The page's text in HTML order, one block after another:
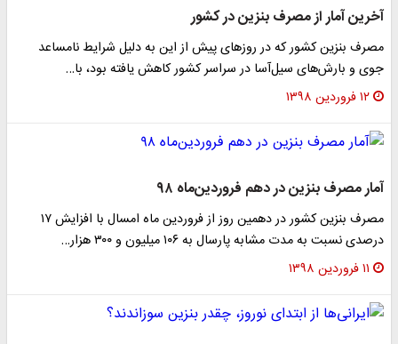
آخرین آمار از مصرف بنزین در کشور
مصرف بنزین کشور که در روز‌های پیش از این به دلیل شرایط نامساعد
جوی و بارش‌های سیل‌آسا در سراسر کشور کاهش یافته بود، با…
۱۲ فروردین ۱۳۹۸
آمار مصرف بنزین در دهم فروردین‌ماه ۹۸
مصرف بنزین کشور در دهمین روز از فروردین ماه امسال با افزایش ۱۷
درصدی نسبت به مدت مشابه پارسال به ۱۰۶ میلیون و ۳۰۰ هزار…
۱۱ فروردین ۱۳۹۸